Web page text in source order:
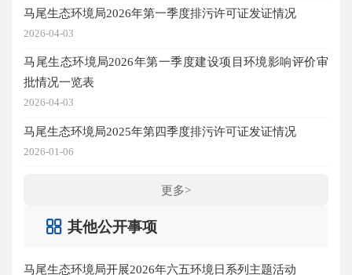
马尾生态环境局2026年第一季度排污许可证发证情况
2026-04-03
马尾生态环境局2026年第一季度建设项目环境影响评价审
批情况一览表
2026-04-03
马尾生态环境局2025年第四季度排污许可证发证情况
2026-01-06
更多>
其他公开事项
马尾生态环境局开展2026年六五环境日系列主题活动